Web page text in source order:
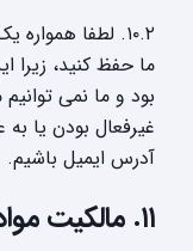
۱۰.۲. لطفا
ما حفظ کنید، زیرا
بود و ما نمی
غیرفعال بودن یا
آدرس ایمیل باشیم.
۱۱. مالکیت مواد در وب سایت